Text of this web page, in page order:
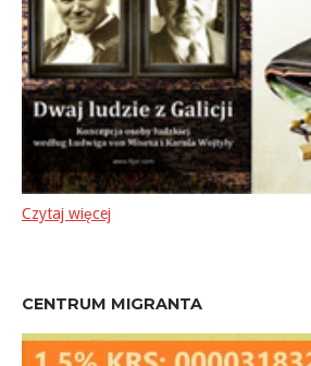
Czytaj więcej
CENTRUM MIGRANTA